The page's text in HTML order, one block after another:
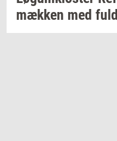
mæk­ken med fuld